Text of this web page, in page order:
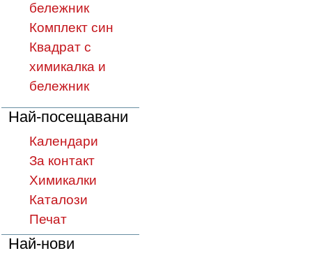
бележник
Комплект син
Квадрат с
химикалка и
бележник
Най-посещавани
Календари
За контакт
Химикалки
Каталози
Печат
Най-нови